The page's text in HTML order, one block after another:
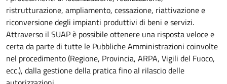
ristrutturazione, ampliamento, cessazione, riattivazione e
riconversione degli impianti produttivi di beni e servizi.
Attraverso il SUAP è possibile ottenere una risposta veloce e
certa da parte di tutte le Pubbliche Amministrazioni coinvolte
nel procedimento (Regione, Provincia, ARPA, Vigili del Fuoco,
ecc.), dalla gestione della pratica fino al rilascio delle